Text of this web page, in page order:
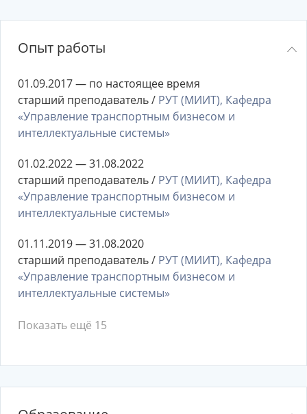
Опыт работы
01.09.2017 — по настоящее время
старший преподаватель / РУТ (МИИТ), Кафедра
«Управление транспортным бизнесом и
интеллектуальные системы»
01.02.2022 — 31.08.2022
старший преподаватель / РУТ (МИИТ), Кафедра
«Управление транспортным бизнесом и
интеллектуальные системы»
01.11.2019 — 31.08.2020
старший преподаватель / РУТ (МИИТ), Кафедра
«Управление транспортным бизнесом и
интеллектуальные системы»
Показать ещё 15